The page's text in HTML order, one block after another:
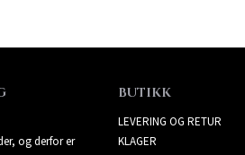
og derfor er
BUTIKK
LEVERING OG RETUR
KLAGER